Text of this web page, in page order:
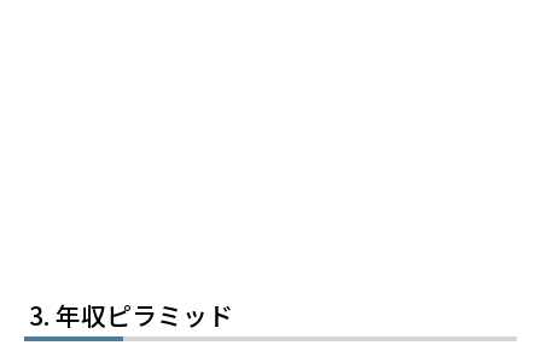
年収ピラミッド